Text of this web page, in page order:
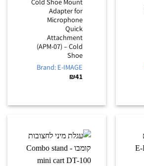
Adapter for
Microphone
Quick
Attachment
(APM-07) – Cold
Shoe
Brand: E-IMAGE
₪41